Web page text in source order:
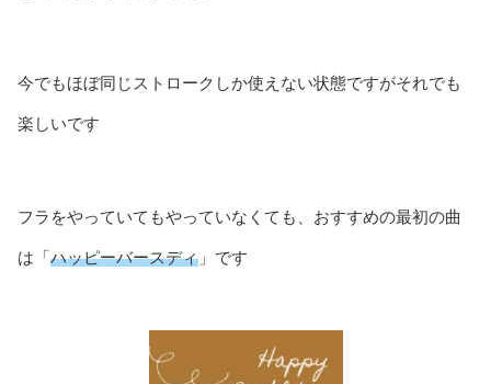
今でもほぼ同じストロークしか使えない状態ですがそれでも
楽しいです
フラをやっていてもやっていなくても、おすすめの最初の曲
は「ハッピーバースディ 」です